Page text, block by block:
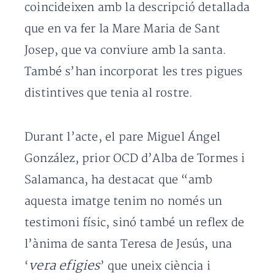
coincideixen amb la descripció detallada
que en va fer la Mare Maria de Sant
Josep, que va conviure amb la santa.
També s’han incorporat les tres pigues
distintives que tenia al rostre.
Durant l’acte, el pare Miguel Ángel
González, prior OCD d’Alba de Tormes i
Salamanca, ha destacat que “amb
aquesta imatge tenim no només un
testimoni físic, sinó també un reflex de
l’ànima de santa Teresa de Jesús, una
‘vera efigies’ que uneix ciència i